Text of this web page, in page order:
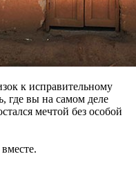
к исправительному
где вы на самом деле
мечтой без особой